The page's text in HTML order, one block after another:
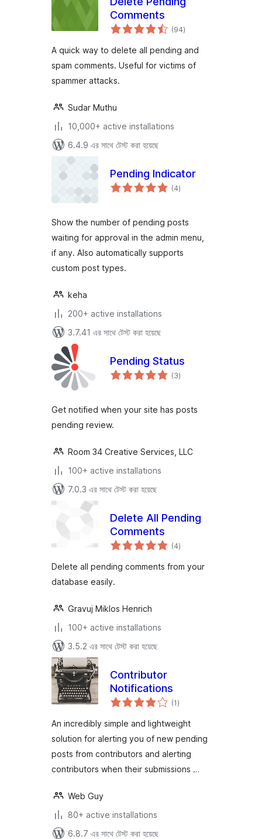
Comments
(94total
ratings
)
A quick way to delete all pending and
spam comments. Useful for victims of
spammer attacks.
Sudar Muthu
10,000+ active installations
6.4.9 এর সাথে টেস্ট করা হয়েছে
Pending Indicator
(4total
ratings
)
Show the number of pending posts
waiting for approval in the admin menu,
if any. Also automatically supports
custom post types.
keha
200+ active installations
3.7.41 এর সাথে টেস্ট করা হয়েছে
Pending Status
(3total
ratings
)
Get notified when your site has posts
pending review.
Room 34 Creative Services, LLC
100+ active installations
7.0.3 এর সাথে টেস্ট করা হয়েছে
Delete All Pending
Comments
(4total
ratings
)
Delete all pending comments from your
database easily.
Gravuj Miklos Henrich
100+ active installations
3.5.2 এর সাথে টেস্ট করা হয়েছে
Contributor
Notifications
(1total
ratings
)
An incredibly simple and lightweight
solution for alerting you of new pending
posts from contributors and alerting
contributors when their submissions …
Web Guy
80+ active installations
6.8.7 এর সাথে টেস্ট করা হয়েছে